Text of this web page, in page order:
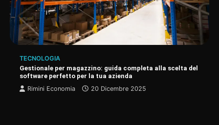
TECNOLOGIA
Gestionale per magazzino: guida completa alla scelta del
software perfetto per la tua azienda
Rimini Economia
20 Dicembre 2025